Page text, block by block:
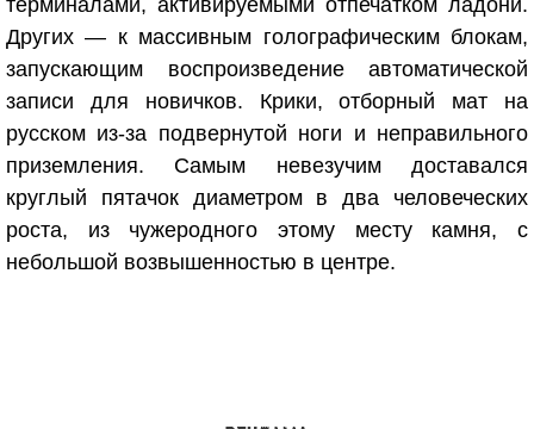
терминалами, активируемыми отпечатком ладони.
Других — к массивным голографическим блокам,
запускающим воспроизведение автоматической
записи для новичков. Крики, отборный мат на
русском из-за подвернутой ноги и неправильного
приземления. Самым невезучим доставался
круглый пятачок диаметром в два человеческих
роста, из чужеродного этому месту камня, с
небольшой возвышенностью в центре.